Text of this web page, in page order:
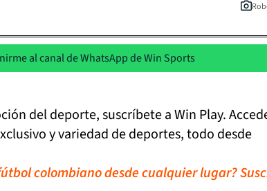
al canal de WhatsApp de Win Sports
del deporte, suscríbete a Win Play.
y variedad de deportes, todo desde
colombiano desde cualquier lugar?